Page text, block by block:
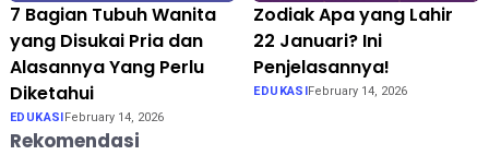
7 Bagian Tubuh Wanita
yang Disukai Pria dan
Alasannya Yang Perlu
Diketahui
EDUKASIFebruary 14, 2026
Zodiak Apa yang Lahir
22 Januari? Ini
Penjelasannya!
EDUKASIFebruary 14, 2026
Rekomendasi